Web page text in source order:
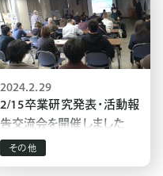
2024.2.29
2/15卒業研究発表・活動報
告交流会を開催しました
その他